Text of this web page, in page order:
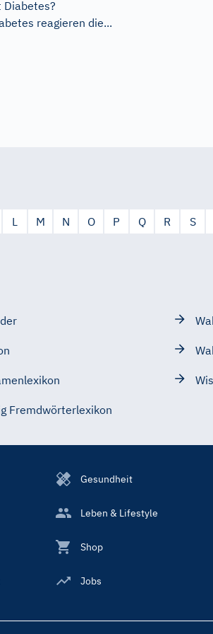
reagieren die...
L M N O P Q R S
Fremdwörterlexikon
Gesundheit
Leben & Lifestyle
Shop
Jobs